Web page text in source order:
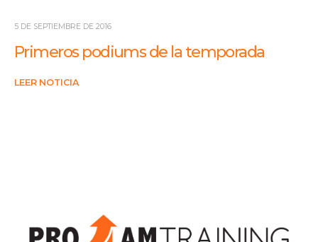
5 DE SEPTIEMBRE DE 2016
Primeros podiums de la temporada
LEER NOTICIA